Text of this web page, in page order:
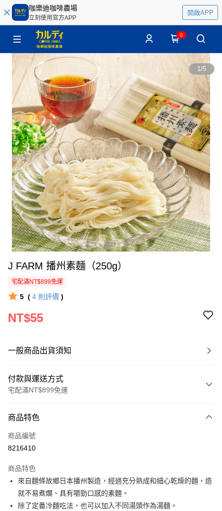
咖樂迪咖啡農場
立刻使用官方APP
開啟APP
0
1/5
J FARM 播州素麵（250g）
宅配滿NT$899免運
5 ( 4 則評價 )
NT$55
一般商品出貨須知
付款與運送方式
宅配滿NT$899免運
信用卡一次付款
LINE Pay
街口支付
悠遊付
商品特色
商品編號
8216410
商品特色
來自麵條故鄉日本播州製造，經過充分熟成和細心乾燥的麵，造
就不易煮爛、具有嚼勁口感的素麵。
除了定番冷麵吃法，也可以加入不同湯頭作為湯麵。